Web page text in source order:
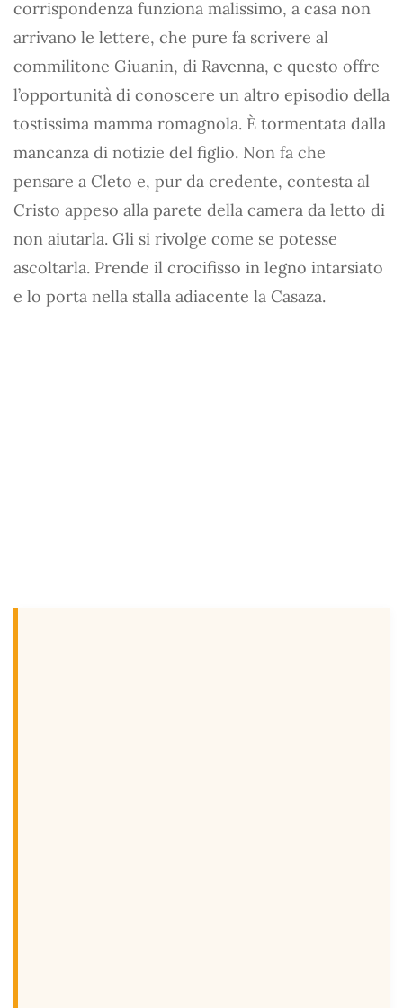
corrispondenza funziona malissimo, a casa non
arrivano le lettere, che pure fa scrivere al
commilitone Giuanin, di Ravenna, e questo offre
l’opportunità di conoscere un altro episodio della
tostissima mamma romagnola. È tormentata dalla
mancanza di notizie del figlio. Non fa che
pensare a Cleto e, pur da credente, contesta al
Cristo appeso alla parete della camera da letto di
non aiutarla. Gli si rivolge come se potesse
ascoltarla. Prende il crocifisso in legno intarsiato
e lo porta nella stalla adiacente la Casaza.